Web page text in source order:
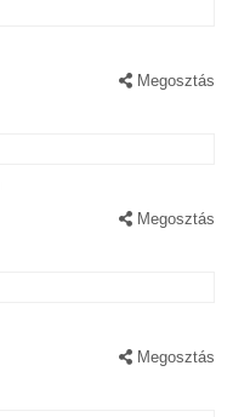
Megosztás
Megosztás
Megosztás